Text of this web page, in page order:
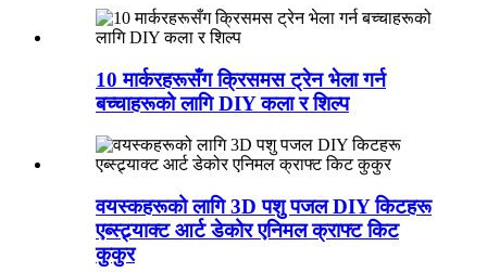
10 मार्करहरूसँग क्रिसमस ट्रेन भेला गर्न
बच्चाहरूको लागि DIY कला र शिल्प
वयस्कहरूको लागि 3D पशु पजल DIY किटहरू
एब्स्ट्र्याक्ट आर्ट डेकोर एनिमल क्राफ्ट किट
कुकुर